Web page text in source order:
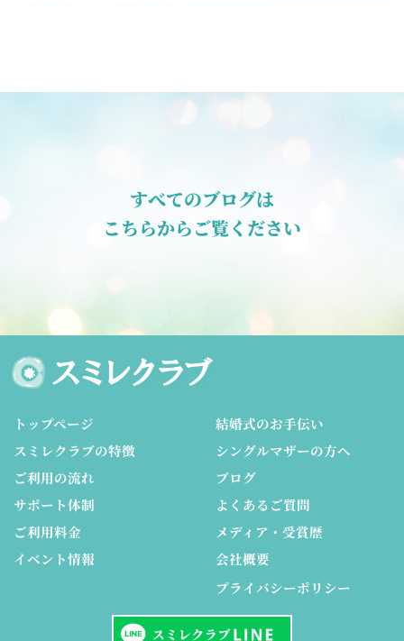
すべてのブログは
こちらからご覧ください
トップページ
スミレクラブの特徴
ご利用の流れ
サポート体制
ご利用料金
イベント情報
結婚式のお手伝い
シングルマザーの方へ
ブログ
よくあるご質問
メディア・受賞歴
会社概要
プライバシーポリシー